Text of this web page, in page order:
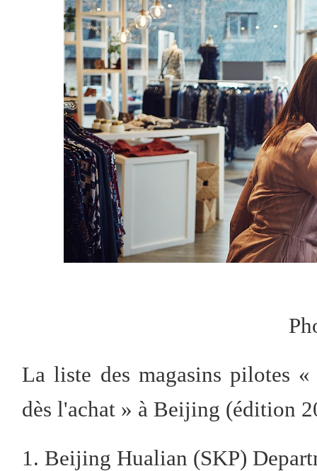
La liste des magasins pilotes «
dès l'achat » à Beijing (édition
1. Beijing Hualian (SKP)